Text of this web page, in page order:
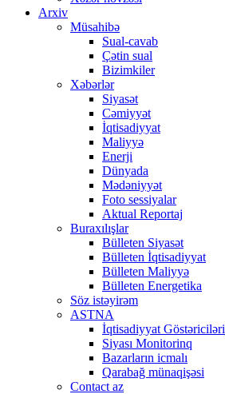
Arxiv
Müsahibə
Sual-cavab
Çətin sual
Bizimkiler
Xəbərlər
Siyasət
Cəmiyyət
İqtisadiyyat
Maliyyə
Enerji
Dünyada
Mədəniyyət
Foto sessiyalar
Aktual Reportaj
Buraxılışlar
Bülleten Siyasət
Bülleten İqtisadiyyat
Bülleten Maliyyə
Bülleten Energetika
Söz istəyirəm
ASTNA
İqtisadiyyat Göstəriciləri
Siyası Monitorinq
Bazarların icmalı
Qarabağ münaqişəsi
Contact az